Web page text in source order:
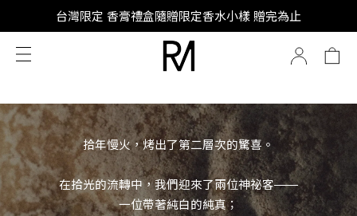
SUPER JUNIOR-D&E 全新代言
台灣限定 香膏禮盒隨贈限定香水小樣 贈完為止
SUPER JUNIOR-D&E 全新代言
拾年慢火，烤出了第二層次的驚喜。
在拾光的流轉中，我們迎來了兩位神祕客——
一位帶著純白的純真；